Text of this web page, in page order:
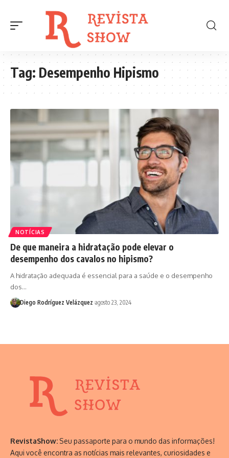
Tag: Desempenho Hipismo
NOTÍCIAS
De que maneira a hidratação pode elevar o
desempenho dos cavalos no hipismo?
A hidratação adequada é essencial para a saúde e o desempenho
dos…
Diego Rodríguez Velázquez agosto 23, 2024
RevistaShow: Seu passaporte para o mundo das informações!
Aqui você encontra as notícias mais relevantes, curiosidades e